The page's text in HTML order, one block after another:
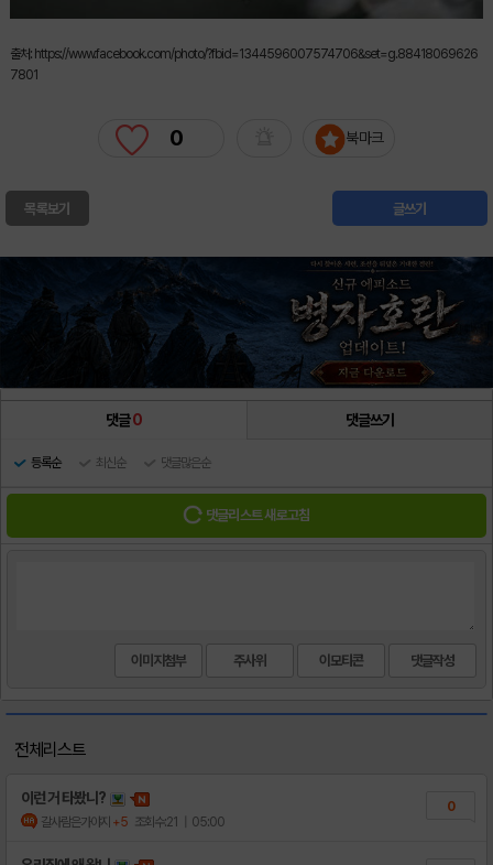
출처: https://www.facebook.com/photo/?fbid=1344596007574706&set=g.88418069626
7801
0 북마크
목록보기 글쓰기
댓글0 댓글쓰기
등록순 최신순 댓글많은순
댓글리스트 새로고침
이미지첨부 주사위 이모티콘
전체리스트
이런 거 타봤니?
갈사람은가야지 +5 조회수:21 | 05:00
0